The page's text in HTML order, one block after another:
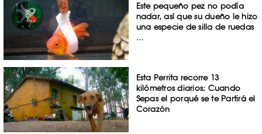
Este pequeño pez no podía
nadar, así que su dueño le hizo
una especie de silla de ruedas
...
Esta Perrita recorre 13
kilómetros diarios; Cuando
Sepas el porqué se te Partirá el
Corazón